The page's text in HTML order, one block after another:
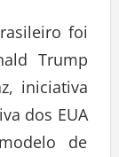
foi
Trump
iniciativa
dos EUA
de